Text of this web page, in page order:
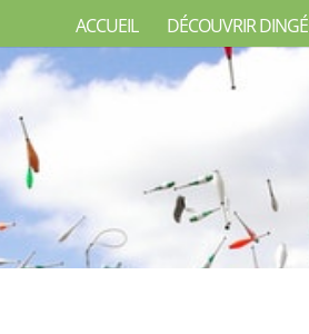
ACCUEIL DÉCOUVRIR DINGÉ